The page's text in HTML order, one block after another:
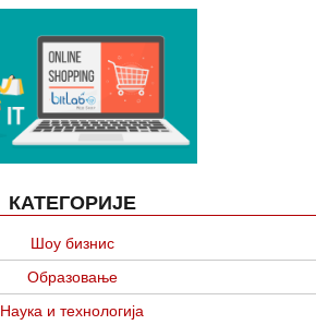
КАТЕГОРИЈЕ
Шоу бизнис
Образовање
Наука и технологија